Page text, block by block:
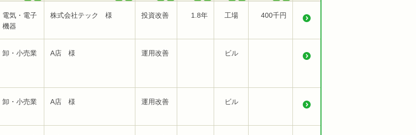
電気・電子
機器
株式会社テック 様 投資改善 1.8年 工場 400千円
卸・小売業 A店 様 運用改善 ビル
卸・小売業 A店 様 運用改善 ビル